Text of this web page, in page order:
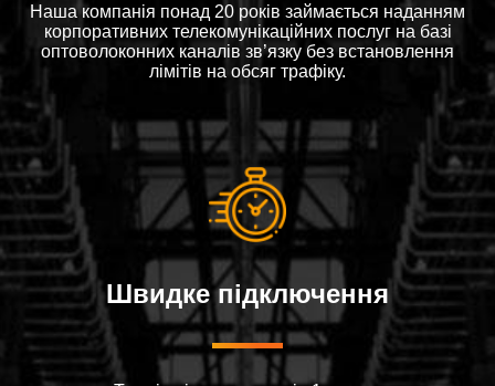
Наша компанія понад 20 років займається наданням
корпоративних телекомунікаційних послуг на базі
оптоволоконних каналів зв’язку без встановлення
лімітів на обсяг трафіку.
Швидке підключення